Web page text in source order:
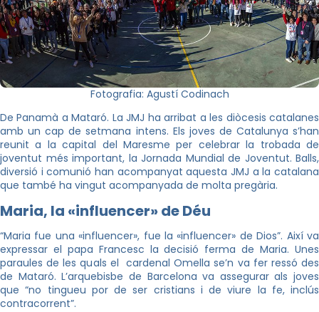
Fotografia: Agustí Codinach
De Panamà a Mataró. La JMJ ha arribat a les diòcesis catalanes
amb un cap de setmana intens. Els joves de Catalunya s’han
reunit a la capital del Maresme per celebrar la trobada de
joventut més important, la Jornada Mundial de Joventut. Balls,
diversió i comunió han acompanyat aquesta JMJ a la catalana
que també ha vingut acompanyada de molta pregària.
Maria, la «influencer» de Déu
“Maria fue una «influencer», fue la «influencer» de Dios”. Així va
expressar el papa Francesc la decisió ferma de Maria. Unes
paraules de les quals el cardenal Omella se’n va fer ressó des
de Mataró. L’arquebisbe de Barcelona va assegurar als joves
que “no tingueu por de ser cristians i de viure la fe, inclús
contracorrent”.